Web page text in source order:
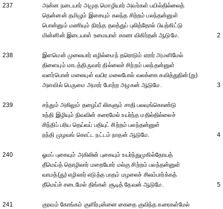
237
அன்ன நடையார் அமுத மொழியார் அவர்கள் பயில்தில்லைத்
தென்னன் தமிழும் இசையும் கலந்த சிற்றம் பலந்தன்னுள்
பொன்னும் மணியும் நிரந்த தலத்துப் புலித்தோல் பியற்கிட்டு
மின்னின் இடையாள் உமையாள் காண விகிர்தன் ஆடுமே.
2
238
இளமென் முலையார் எழில்மைந் தரொடும் ஏரார் அமளிமேல்
திளையும் மாடத்திருவார் தில்லைச் சிற்றம் பலந்தன்னுள்
வளர்பொன் மலையுள் வயிர மலைபோல் வலக்கை கவித்துநின்(று)
அளவில் பெருமை அமரர் போற்ற அழகன் ஆடுமே.
3
239
சந்தும் அகிலும் தழைப்பீ லிகளும் சாதி பலவுங்கொண்டு
உந்தி இழியும் நிவவின் கரைமேல் உயர்ந்த மதில்தில்லைச்
சிந்திப் பரிய தெய்வப் பதியுட் சிற்றம் பலந்தன்னுள்
நந்தி முழவங் கொட்ட நட்டம் நாதன் ஆடுமே.
4
240
ஓமப் புகையும் அகிலின் புகையும் உயர்ந்துமுகில்தோயத்
தீமெய்த் தொழிலார் மறையோர் மல்கு சிற்றம் பலந்தன்னுள்
வாமத்(து) எழிலார் எடுத்த பாதம் மழலைச் சிலம்பார்க்கத்
தீமெய்ச் சடைமேல் திங்கள் சூடித் தேவன் ஆடுமே.
5
241 குரவம் கோங்கம் குளிர்புன்னை கைதை குவிந்த கரைகள்மேல்